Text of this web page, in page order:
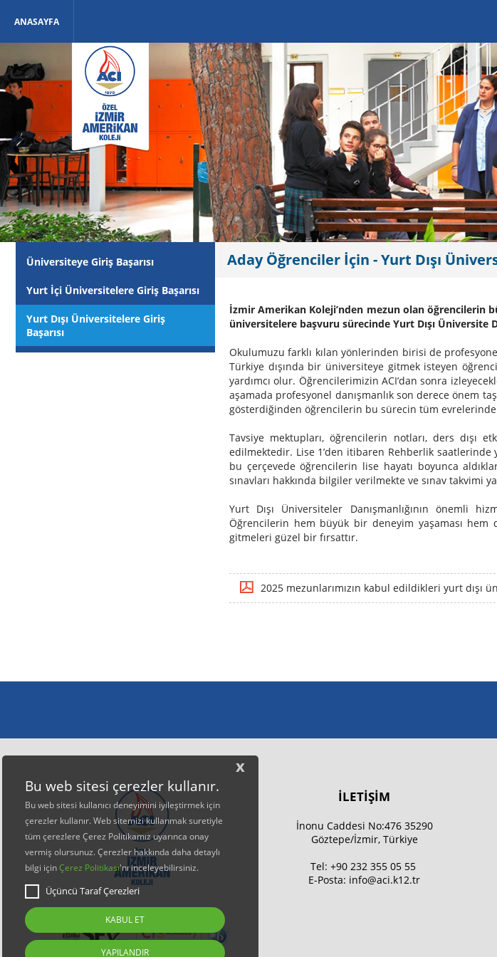
x
Bu web sitesi çerezler kullanır.
Bu web sitesi kullanıcı deneyimini iyileştirmek için
çerezler kullanır. Web sitemizi kullanmak suretiyle
tüm çerezlere Çerez Politikamız uyarınca onay
vermiş olursunuz. Çerezler hakkında daha detaylı
bilgi içinÇerez Politikası'nı inceleyebilirsiniz.
Üçüncü Taraf Çerezleri
KABUL ET
YAPILANDIR
ANASAYFA
Aday Öğrenciler İçin - Yurt Dışı
Üniversiteye Giriş Başarısı
Yurt İçi Üniversitelere Giriş Başarısı
Yurt Dışı Üniversitelere Giriş
Başarısı
İzmir Amerikan Koleji’nden mezun olan öğrencilerin
üniversitelere başvuru sürecinde Yurt Dışı Üniversite
Okulumuzu farklı kılan yönlerinden birisi de profesyonel
Türkiye dışında bir üniversiteye gitmek isteyen
yardımcı olur. Öğrencilerimizin ACI’dan sonra
aşamada profesyonel danışmanlık son derece önem
gösterdiğinden öğrencilerin bu sürecin tüm
Tavsiye mektupları, öğrencilerin notları, ders dışı
edilmektedir. Lise 1’den itibaren Rehberlik saatlerinde
bu çerçevede öğrencilerin lise hayatı boyunca
sınavları hakkında bilgiler verilmekte ve sınav takvimi
Yurt Dışı Üniversiteler Danışmanlığının önemli
Öğrencilerin hem büyük bir deneyim yaşaması
gitmeleri güzel bir fırsattır.
2025 mezunlarımızın kabul edildikleri yurt dışı
İLETİŞİM
İnonu Caddesi No:476 35290
Göztepe/İzmir, Türkiye
Tel: +90 232 355 05 55
E-Posta: info@aci.k12.tr